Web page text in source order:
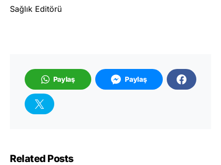
Sağlık Editörü
Paylaş Paylaş
Related Posts